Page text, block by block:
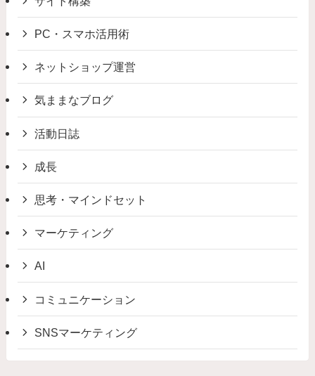
PC・スマホ活用術
ネットショップ運営
気ままなブログ
活動日誌
成長
思考・マインドセット
マーケティング
AI
コミュニケーション
SNSマーケティング